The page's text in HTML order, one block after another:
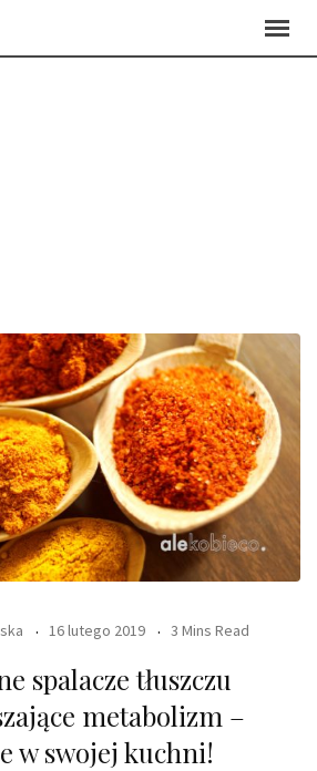
16 lutego 2019 3 Mins Read
spalacze tłuszczu
metabolizm –
w swojej kuchni!